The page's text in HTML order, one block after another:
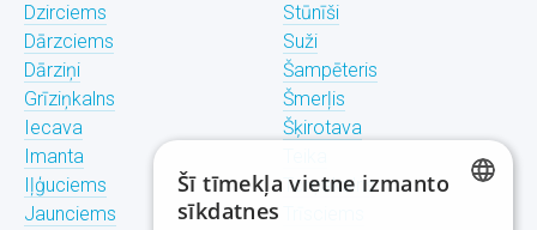
Dzirciems
Dārzciems
Dārziņi
Grīziņkalns
Iecava
Imanta
Iļģuciems
Jaunciems
Stūnīši
Suži
Šampēteris
Šmerļis
Šķirotava
Torņakalns
Šī tīmekļa vietne izmanto
sīkdatnes